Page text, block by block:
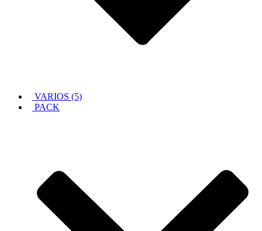
VARIOS (5)
PACK